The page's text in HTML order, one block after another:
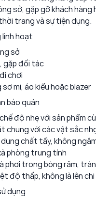
sở, gặp gỡ khách hàng
trang và sự tiện dụng.
linh hoạt
sở
gặp đối tác
chơi
sơ mi, áo kiểu hoặc blazer
bảo quản
độ nhẹ với sản phẩm
chung với các vật sắc
chất tẩy, không
phòng trung tính
phơi trong bóng râm,
độ thấp, không là lên
dụng